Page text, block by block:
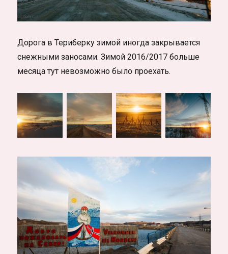
Дорога в Териберку зимой иногда закрывается
снежными заносами. Зимой 2016/2017 больше
месяца тут невозможно было проехать.